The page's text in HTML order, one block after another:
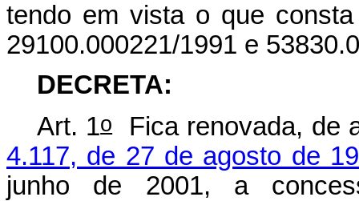
tendo em vista o que
29100.000221/1991 e
DECRETA:
Art. 1oFica renovada, de
4.117, de 27 de agosto de
junho de 2001, a